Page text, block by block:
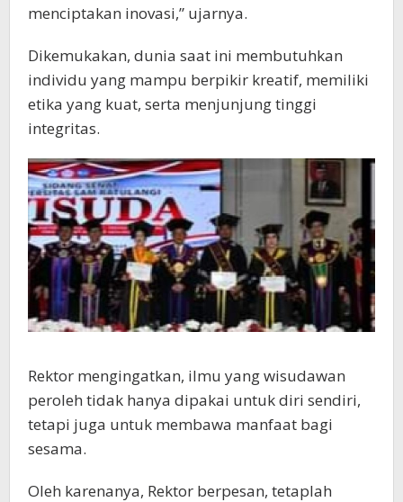
menciptakan inovasi,” ujarnya.
Dikemukakan, dunia saat ini membutuhkan
individu yang mampu berpikir kreatif, memiliki
etika yang kuat, serta menjunjung tinggi
integritas.
Rektor mengingatkan, ilmu yang wisudawan
peroleh tidak hanya dipakai untuk diri sendiri,
tetapi juga untuk membawa manfaat bagi
sesama.
Oleh karenanya, Rektor berpesan, tetaplah